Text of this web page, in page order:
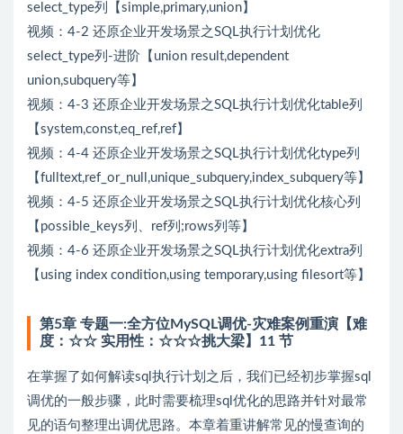
select_type列【simple,primary,union】
视频：4-2 还原企业开发场景之SQL执行计划优化
select_type列-进阶【union result,dependent
union,subquery等】
视频：4-3 还原企业开发场景之SQL执行计划优化table列
【system,const,eq_ref,ref】
视频：4-4 还原企业开发场景之SQL执行计划优化type列
【fulltext,ref_or_null,unique_subquery,index_subquery等】
视频：4-5 还原企业开发场景之SQL执行计划优化核心列
【possible_keys列、ref列;rows列等】
视频：4-6 还原企业开发场景之SQL执行计划优化extra列
【using index condition,using temporary,using filesort等】
第5章 专题一:全方位MySQL调优-灾难案例重演【难
度：☆☆ 实用性：☆☆☆挑大梁】11 节
在掌握了如何解读sql执行计划之后，我们已经初步掌握sql
调优的一般步骤，此时需要梳理sql优化的思路并针对最常
见的语句整理出调优思路。本章着重讲解常见的慢查询的